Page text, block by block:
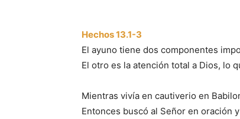
Hechos 13.1-3
El ayuno tiene dos componentes
El otro es la atención total a Dios, lo
Mientras vivía en cautiverio en
Entonces buscó al Señor en oración